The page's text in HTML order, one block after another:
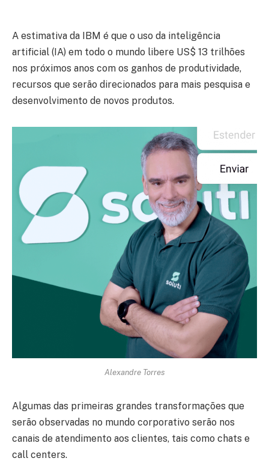
A estimativa da IBM é que o uso da inteligência
artificial (IA) em todo o mundo libere US$ 13 trilhões
nos próximos anos com os ganhos de produtividade,
recursos que serão direcionados para mais pesquisa e
desenvolvimento de novos produtos.
Alexandre Torres
Algumas das primeiras grandes transformações que
serão observadas no mundo corporativo serão nos
canais de atendimento aos clientes, tais como chats e
call centers.